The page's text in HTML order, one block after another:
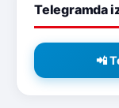
Telegramda
📲